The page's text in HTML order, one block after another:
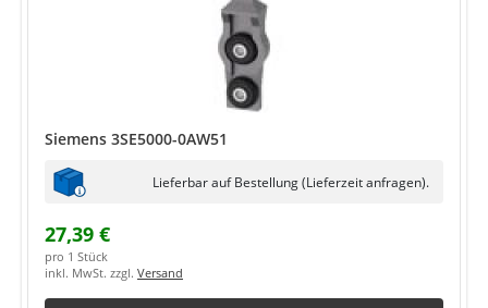
Siemens 3SE5000-0AW51
Lieferbar auf Bestellung (Lieferzeit anfragen).
27,39 €
pro 1 Stück
inkl. MwSt. zzgl. Versand